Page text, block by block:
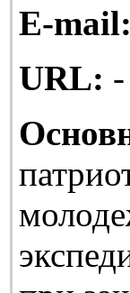
E-mail:
URL: -